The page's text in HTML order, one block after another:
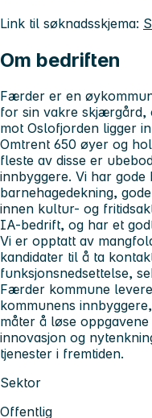
Link til søknadsskjema:
Om bedriften
Færder er en
for sin vakre skjærgård,
mot Oslofjorden ligger
Omtrent 650 øyer og
fleste av disse er
innbyggere. Vi har
barnehagedekning,
innen kultur- og
IA-bedrift, og har et
Vi er opptatt av
kandidater til å ta
funksjonsnedsettelse,
Færder kommune
kommunens
måter å løse
innovasjon og
tjenester i fremtiden.
Sektor
Offentlig